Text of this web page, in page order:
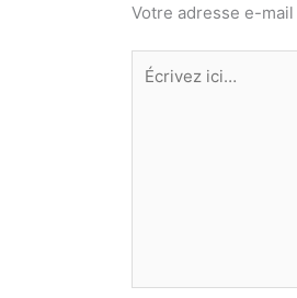
Votre adresse e-
Écrivez
ici…